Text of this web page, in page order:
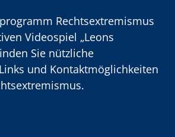
Rechtsextremismus
Videospiel „Leons
Sie nützliche
und Kontaktmöglichkeiten